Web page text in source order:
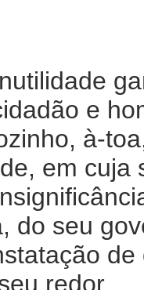
e
à-
em cuja
do seu
redor.